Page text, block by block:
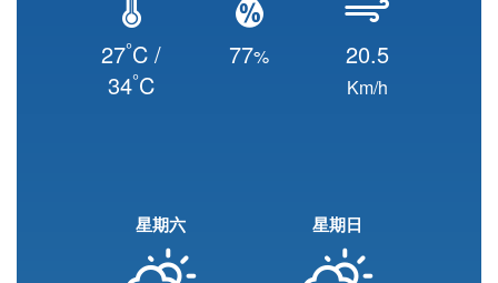
27°C /
34°C
77% 20.5
Km/h
星期六 星期日